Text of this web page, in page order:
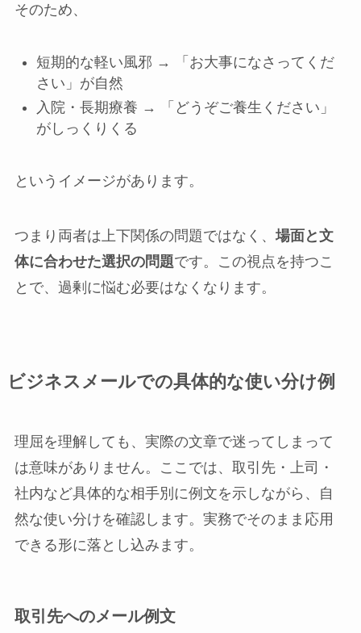
そのため、
短期的な軽い風邪 → 「お大事になさってくだ
さい」が自然
入院・長期療養 → 「どうぞご養生ください」
がしっくりくる
というイメージがあります。
つまり両者は上下関係の問題ではなく、 場面と文
体に合わせた選択の問題です。この視点を持つこ
とで、過剰に悩む必要はなくなります。
ビジネスメールでの具体的な使い分け例
理屈を理解しても、実際の文章で迷ってしまって
は意味がありません。ここでは、取引先・上司・
社内など具体的な相手別に例文を示しながら、自
然な使い分けを確認します。実務でそのまま応用
できる形に落とし込みます。
取引先へのメール例文